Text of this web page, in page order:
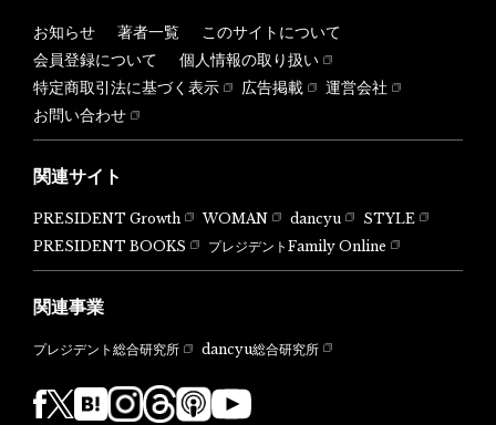
お知らせ 著者一覧
このサイトについて
会員登録について
個人情報の取り扱い
特定商取引法に基づく表示
広告掲載
運営会社
お問い合わせ
関連サイト
PRESIDENT Growth WOMAN dancyu
STYLE
PRESIDENT BOOKS
プレジデントFamily Online
関連事業
プレジデント総合研究所 dancyu総合研究所